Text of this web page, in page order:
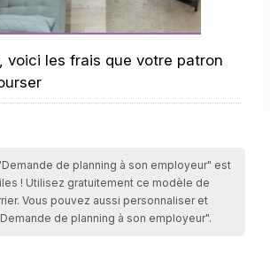
voici les frais que votre patron
de planning à son employeur" est
! Utilisez gratuitement ce modèle de
Vous pouvez aussi personnaliser et
de planning à son employeur".